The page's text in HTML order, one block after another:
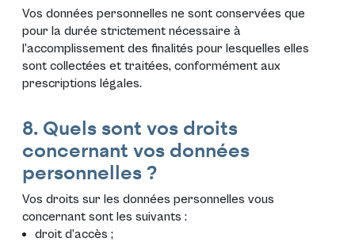
Vos données personnelles ne sont conservées que
pour la durée strictement nécessaire à
l’accomplissement des finalités pour lesquelles elles
sont collectées et traitées, conformément aux
prescriptions légales.
8. Quels sont vos droits
concernant vos données
personnelles ?
Vos droits sur les données personnelles vous
concernant sont les suivants :
droit d’accès ;